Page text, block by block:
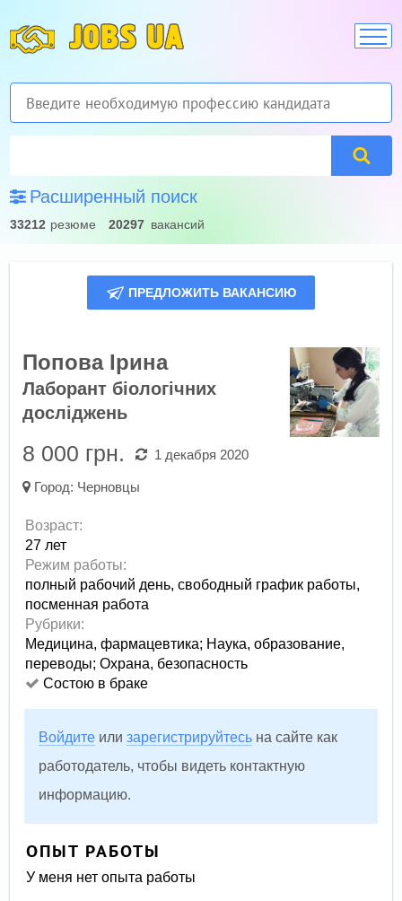
JOBS UA
Расширенный поиск
33212 резюме 20297 вакансий
ПРЕДЛОЖИТЬ ВАКАНСИЮ
Попова Ірина
Лаборант біологічних
досліджень
8 000 грн. 1 декабря 2020
Город: Черновцы
Возраст:
27 лет
Режим работы:
полный рабочий день, свободный график работы,
посменная работа
Рубрики:
Медицина, фармацевтика; Наука, образование,
переводы; Охрана, безопасность
Состою в браке
Войдите илизарегистрируйтесь на сайте как
работодатель, чтобы видеть контактную
информацию.
ОПЫТ РАБОТЫ
У меня нет опыта работы